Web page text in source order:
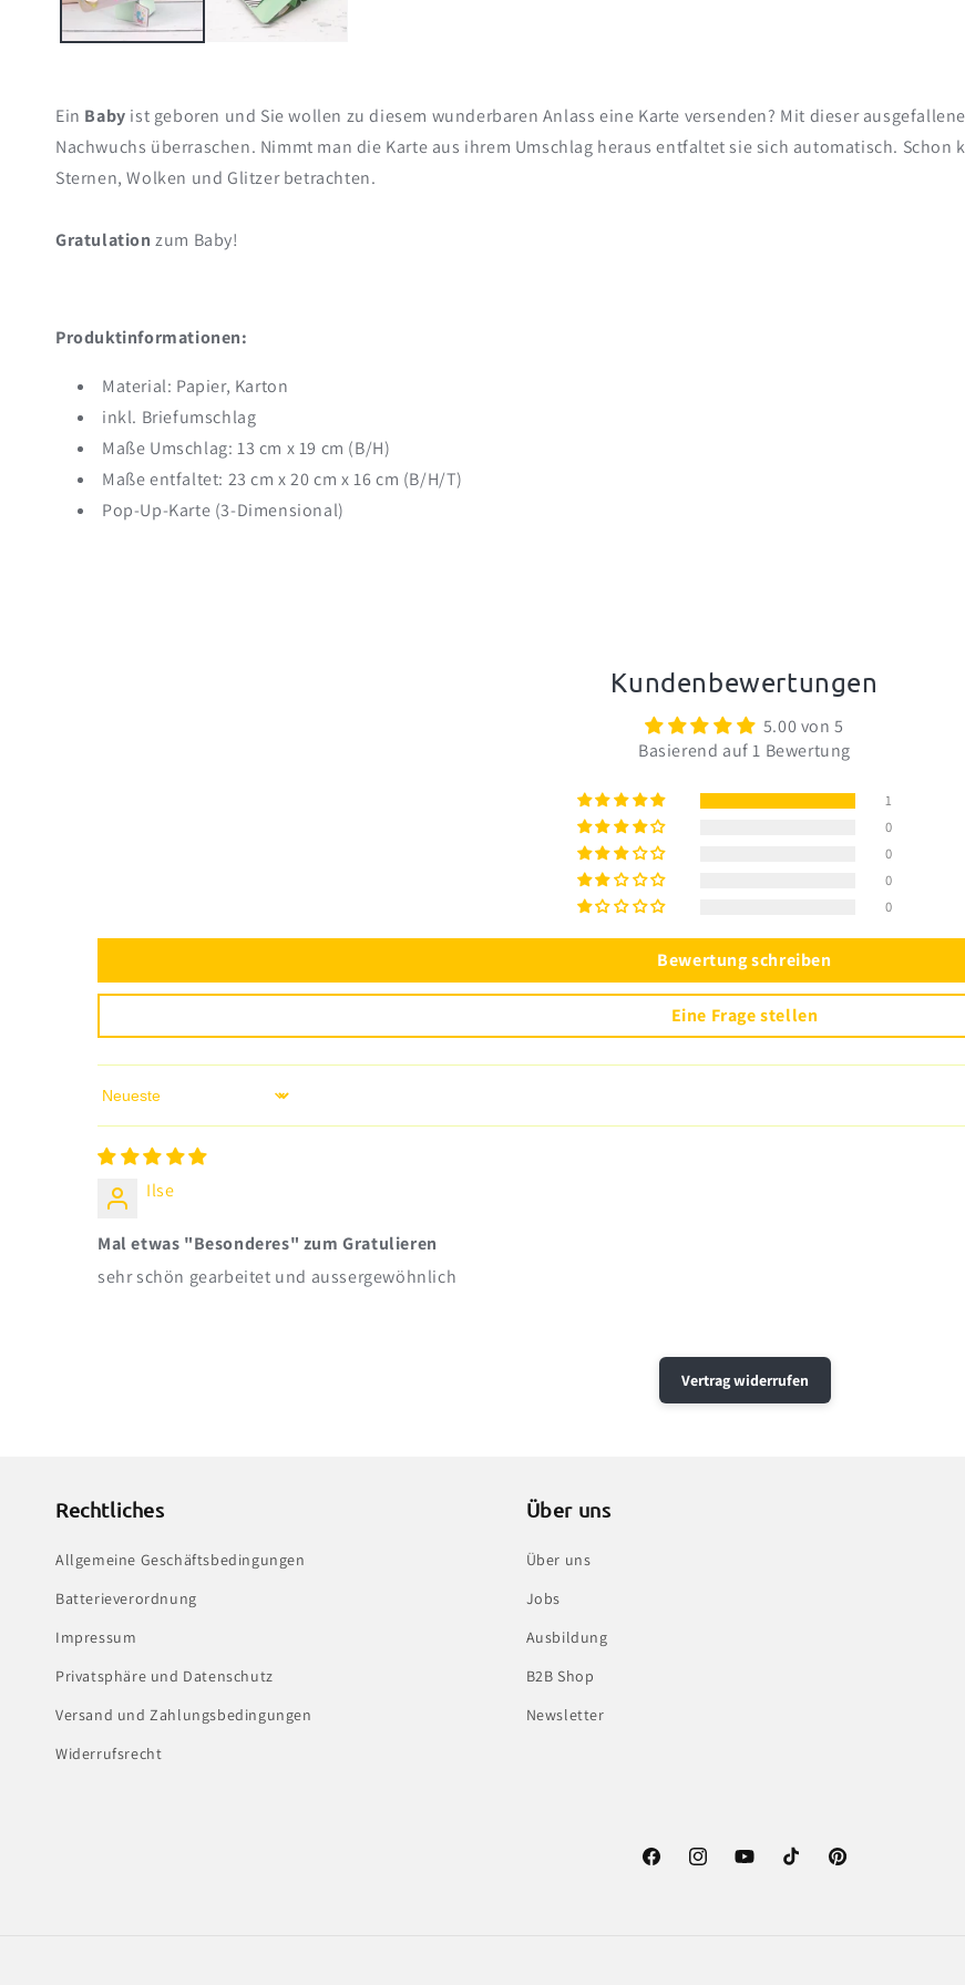
Ein Baby ist geboren und Sie wollen zu diesem wunderbaren Anlass eine Karte versenden? Mit dieser
Nachwuchs überraschen. Nimmt man die Karte aus ihrem Umschlag heraus entfaltet sie sich automatisch.
Sternen, Wolken und Glitzer betrachten.
Gratulation zum Baby!
Produktinformationen:
Material: Papier, Karton
inkl. Briefumschlag
Maße Umschlag: 13 cm x 19 cm (B/H)
Maße entfaltet: 23 cm x 20 cm x 16 cm (B/H/T)
Pop-Up-Karte (3-Dimensional)
Kundenbewertungen
5.00 von 5
Basierend auf 1 Bewertung
1
0
0
0
0
Bewertung schreiben
Eine Frage stellen
Sort by
Ilse
Mal etwas "Besonderes" zum Gratulieren
sehr schön gearbeitet und aussergewöhnlich
Vertrag widerrufen
Rechtliches
Allgemeine Geschäftsbedingungen
Batterieverordnung
Impressum
Privatsphäre und Datenschutz
Versand und Zahlungsbedingungen
Widerrufsrecht
Über uns
Über uns
Jobs
Ausbildung
B2B Shop
Newsletter
FacebookInstagramYouTubeTikTok Pinterest